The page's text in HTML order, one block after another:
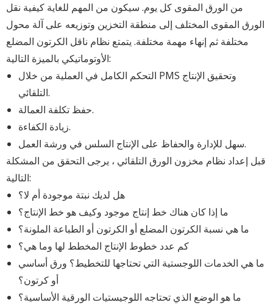
من الورق المقوى كل يوم. سيكون من المهم للغاية كيفية نقل
الورق المقوى المختلف إلى منطقة التخزين وتوزيعه على آلة محول
مختلفة ثم إنهاء مهمة مختلفة. يتمتع نظام ناقل الكرتون المضلع
الأوتوماتيكي بالميزة التالية:
التحكم الكامل في العملية من خلال PMS وتحقيق الإنتاج
التلقائي.
حفظ تكلفة العمالة.
زيادة الكفاءة.
سهل للإدارة والحفاظ على الإنتاج السلس في ورشة العمل.
قبل إعداد نظام مخزون الورق التلقائي ، يرجى التحقق من المشكلة
التالية:
هل لديك نبتة موجودة أم لا؟
ما إذا كان هناك خط إنتاج موجود وكيف هو خط الإنتاج؟
ما هي نسبة الكرتون المضلع أو الكرتون أو الطباعة الملونة؟
كم عدد خطوط الإنتاج المخطط لها وما هي؟
ما هي الخدمات اللوجستية التي تحتاجها للتخطيط؟ ورق أساسي
أو كرتون؟
ما هو الوضع الذي تحتاجه اللوجيستيات الورقية الأساسية؟